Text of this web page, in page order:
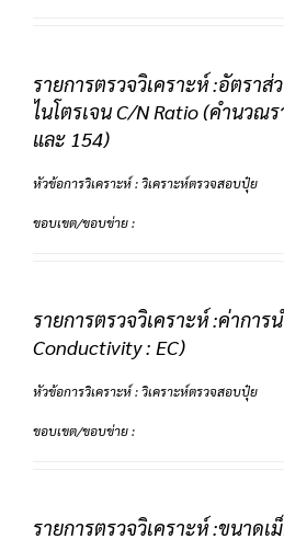
รายการตรวจวิเคราะห์ :อัตรา
ไนโตรเจน C/N Ratio (คำนวณ
และ 154)
หัวข้อการวิเคราะห์ : วิเคราะห์ตรวจสอบปุ๋ย
ขอบเขต/ขอบข่าย :
รายการตรวจวิเคราะห์ :ค่ากา
Conductivity : EC)
หัวข้อการวิเคราะห์ : วิเคราะห์ตรวจสอบปุ๋ย
ขอบเขต/ขอบข่าย :
รายการตรวจวิเคราะห์ :ขนาดเ